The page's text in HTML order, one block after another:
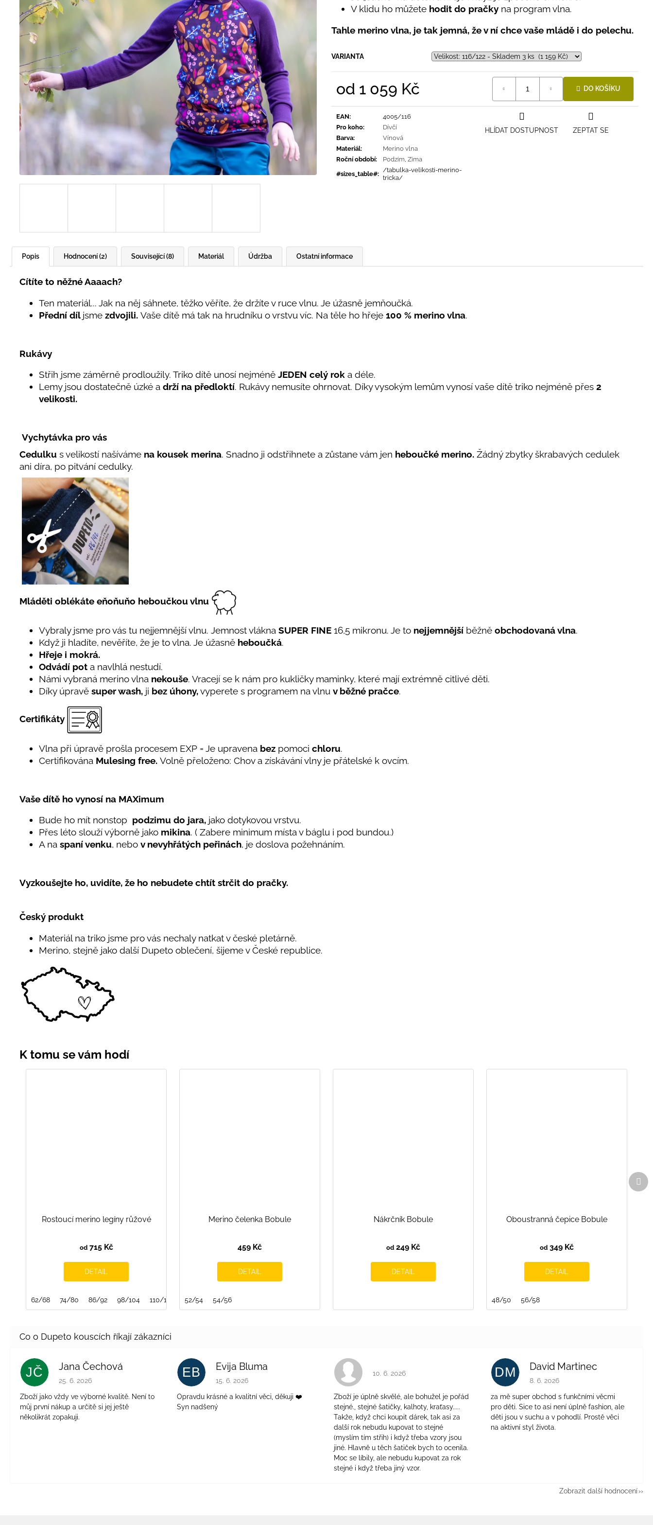
V klidu ho můžete hodit do pračky na program vlna.
Tahle merino vlna, je tak jemná, že v ní chce vaše mládě i do pelechu.
VARIANTA
od 1 059 Kč DO KOŠÍKU
EAN:
4005/116
Pro koho:
Dívčí
Barva:
Vínová
Materiál:
Merino vlna
Roční období: Podzim Zima
#sizes_table#:
/tabulka-velikosti-merino-
tricka/
ZEPTAT SE
HLÍDAT DOSTUPNOST
Popis Hodnocení (2) Související (8) Ostatní informace
Materiál Údržba
Cítíte to něžné Aaaach?
Ten materiál... Jak na něj sáhnete, těžko věříte, že držíte v ruce vlnu. Je úžasně jemňoučká.
Přední díl jsme zdvojili. Vaše dítě má tak na hrudníku o vrstvu víc. Na těle ho hřeje 100 % merino vlna.
Rukávy
Střih jsme záměrně prodloužily. Triko dítě unosí nejméně JEDEN celý rok a déle.
Lemy jsou dostatečně úzké a drží na předloktí. Rukávy nemusíte ohrnovat. Díky vysokým lemům vynosí vaše dítě triko nejméně přes 2
velikosti.
Vychytávka pro vás
Cedulku s velikostí našíváme na kousek merina. Snadno ji odstřihnete a zůstane vám jen heboučké merino. Žádný zbytky škrabavých cedulek
ani díra, po pitvání cedulky.
Mláděti oblékáte eňoňuňo heboučkou vlnu
Vybraly jsme pro vás tu nejjemnější vlnu. Jemnost vlákna SUPER FINE 16,5 mikronu. Je to nejjemnější běžně obchodovaná vlna.
Když ji hladíte, nevěříte, že je to vlna. Je úžasně heboučká.
Hřeje i mokrá.
Odvádí pot a navlhlá nestudí.
Námi vybraná merino vlna nekouše. Vracejí se k nám pro kukličky maminky, které mají extrémně citlivé děti.
Díky úpravě super wash, ji bez úhony,vyperete s programem na vlnu v běžné pračce.
Certifikáty
Vlna při úpravě prošla procesem EXP = Je upravena bez pomoci chloru.
Certifikována Mulesing free. Volně přeloženo: Chov a získávání vlny je přátelské k ovcím.
Vaše dítě ho vynosí na MAXimum
Bude ho mít nonstop podzimu do jara, jako dotykovou vrstvu.
Přes léto slouží výborně jako mikina. ( Zabere minimum místa v báglu i pod bundou.)
A na spaní venku, nebo v nevyhřátých peřinách, je doslova požehnáním.
Vyzkoušejte ho, uvidíte, že ho nebudete chtít strčit do pračky.
Český produkt
Materiál na triko jsme pro vás nechaly natkat v české pletárně.
Merino, stejně jako další Dupeto oblečení, šijeme v České republice.
Rostoucí merino legíny růžové
od715 Kč
DETAIL
62/68 74/80 86/92 98/104 110/116 122/128 134/140
Merino čelenka Bobule
459 Kč
DETAIL
52/54 54/56
Nákrčník Bobule
od 249 Kč
DETAIL
Oboustranná čepice Bobule
od 349 Kč
DETAIL
48/50 56/58
JČ Jana Čechová
Hodnocení obchodu je 5 z 5 hvězdiček.
25. 6. 2026
Zboží jako vždy ve výborné kvalitě. Není to
můj první nákup a určitě si jej ještě
několikrát zopakuji.
EB Evija Bluma
Hodnocení obchodu je 5 z 5 hvězdiček.
15. 6. 2026
Opravdu krásné a kvalitní věci, děkuji ❤️
Syn nadšený
Hodnocení obchodu je 4 z 5 hvězdiček.
10. 6. 2026
Zboží je úplně skvělé, ale bohužel je pořád
stejné., stejné šatičky, kalhoty, kraťasy.....
Takže, když chci koupit dárek, tak asi za
další rok nebudu kupovat to stejné
(myslím tím střih) i když třeba vzory jsou
jiné. Hlavně u těch šatiček bych to ocenila.
Moc se líbily, ale nebudu kupovat za rok
stejné i když třeba jiný vzor.
DM David Martinec
Hodnocení obchodu je 5 z 5 hvězdiček.
8. 6. 2026
za mě super obchod s funkčními věcmi
pro děti. Sice to asi není úplně fashion, ale
děti jsou v suchu a v pohodlí. Prostě věci
na aktivní styl života.
Zobrazit další hodnocení
395 Kč
395 Kč
435 Kč